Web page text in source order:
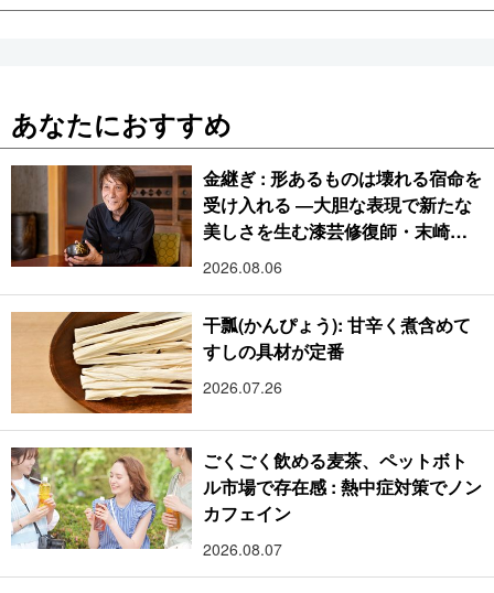
あなたにおすすめ
金継ぎ : 形あるものは壊れる宿命を
受け入れる ―大胆な表現で新たな
美しさを生む漆芸修復師・末崎広
樹
2026.08.06
干瓢(かんぴょう): 甘辛く煮含めて
すしの具材が定番
2026.07.26
ごくごく飲める麦茶、ペットボト
ル市場で存在感 : 熱中症対策でノン
カフェイン
2026.08.07